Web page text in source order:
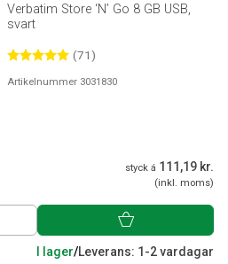
Verbatim Store ‘N’ Go 8 GB USB,
svart
(71)
Artikelnummer 3031830
styck á 111,19 kr.
(inkl. moms)
I lager/Leverans: 1-2 vardagar